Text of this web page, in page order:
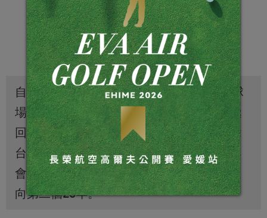
自1995年開場營運以來，老爺關西高爾夫球
場除致力提供高品質及球享受之外，也積極
回饋社會，持續舉辦職業大賽，提供球員舞
台，普獲各界好評。近來更陸續更新球道與
會館，將用最穩健也最優雅的身段，大步邁
向第二個20年。